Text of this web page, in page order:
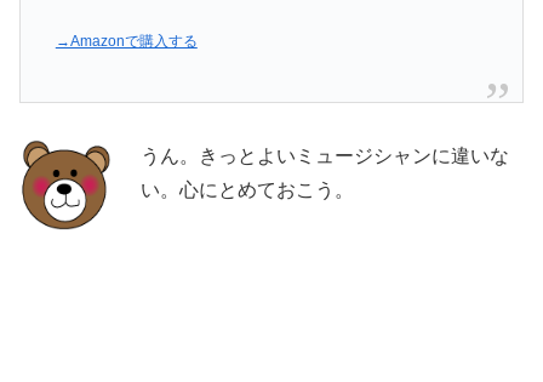
→Amazonで購入する
うん。きっとよいミュージシャンに違いな
い。心にとめておこう。